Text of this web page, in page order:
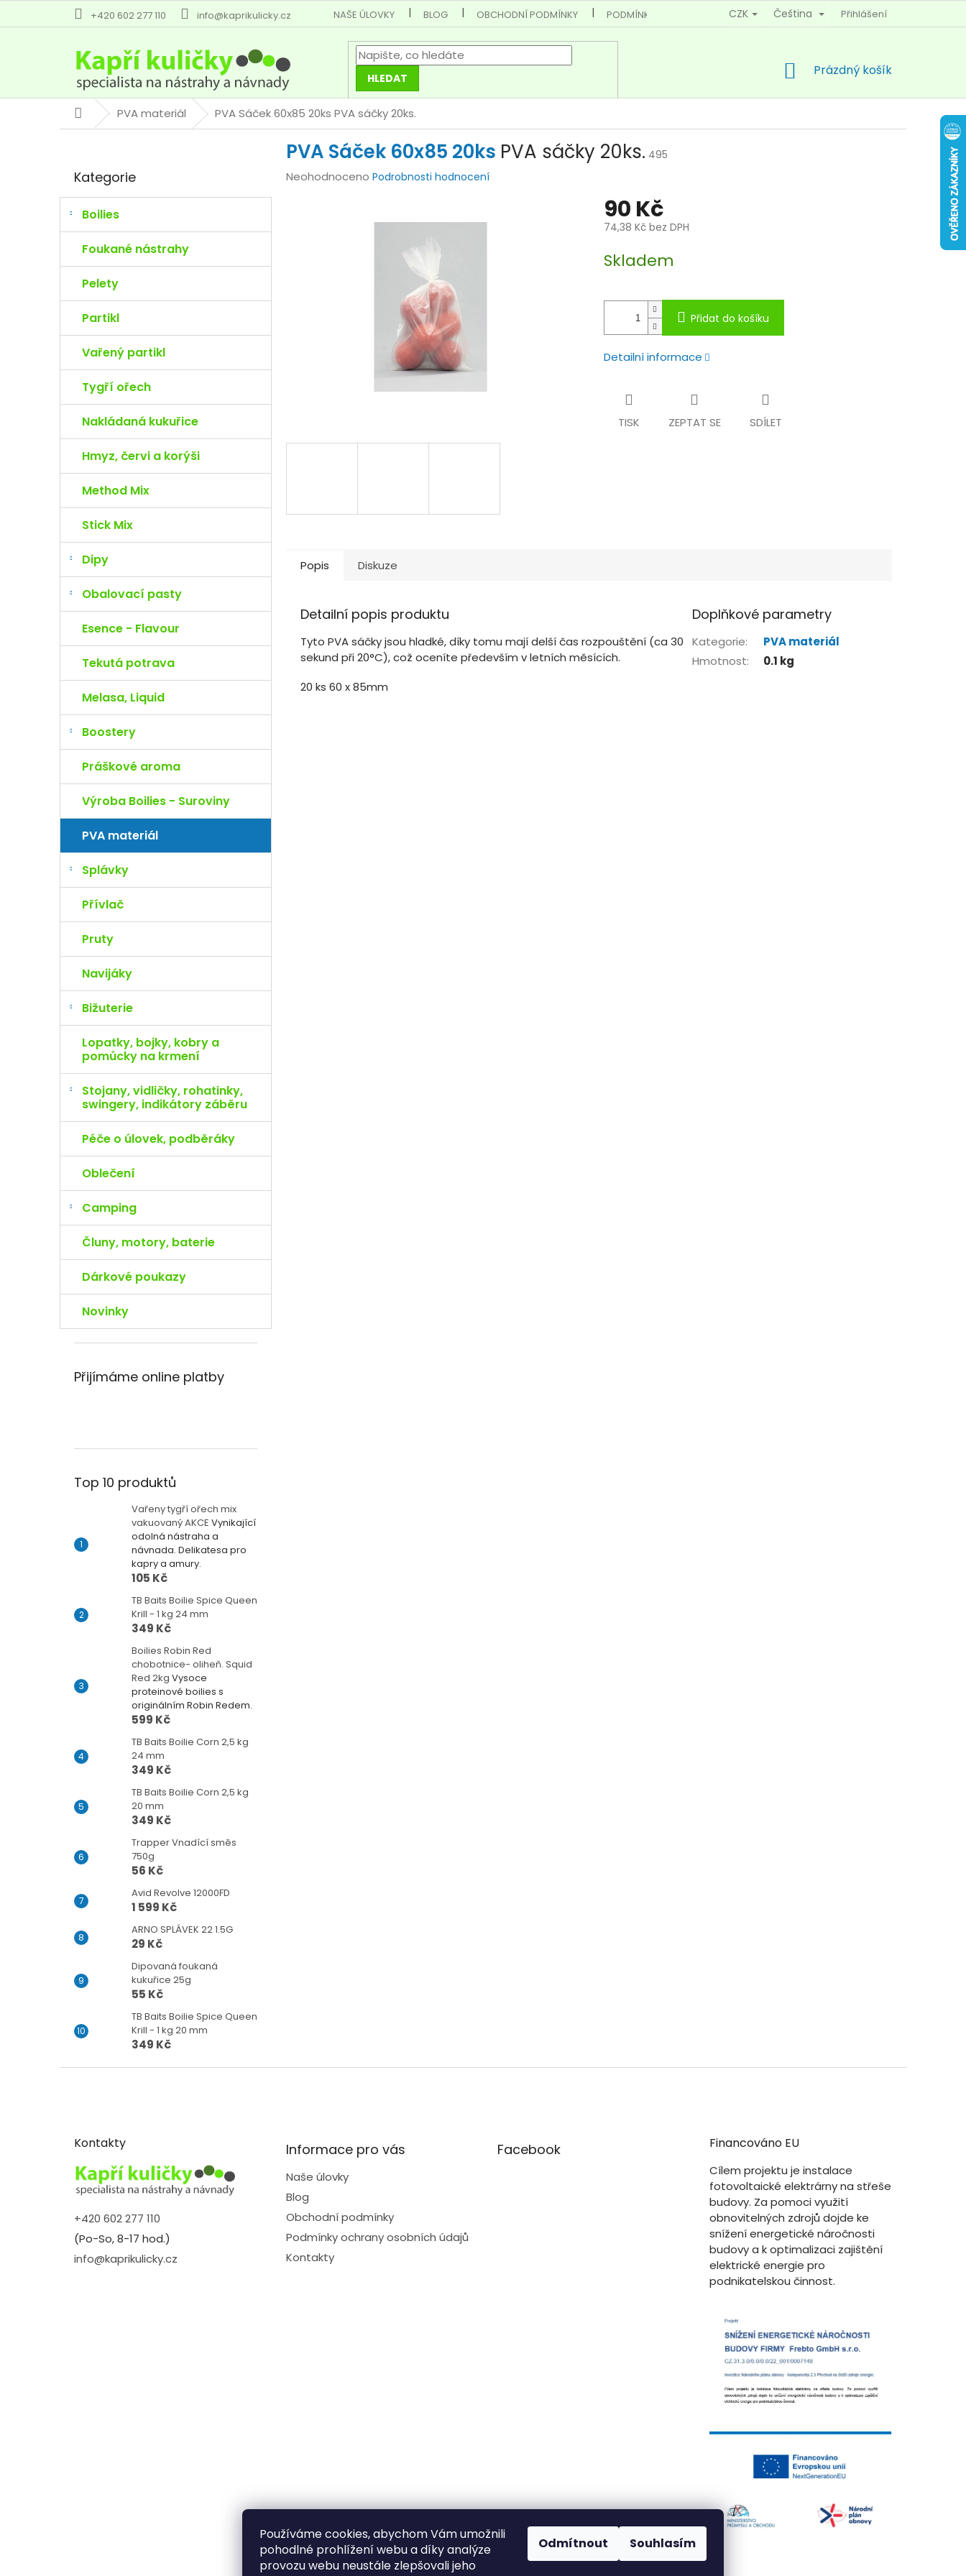
Používáme cookies, abychom Vám umožnili
pohodlné prohlížení webu a díky analýze
provozu webu neustále zlepšovali jeho
Odmítnout Souhlasím
+420 602 277 110 info@kaprikulicky.cz NAŠE ÚLOVKY BLOG OBCHODNÍ PODMÍNKY PODMÍNKY OCHRANY OSOBNÍCH ÚDAJŮ KONTAKTY
CZK Čeština Přihlášení
HLEDAT
NÁKUPNÍ
Prázdný košík
DomůPVA materiál PVA Sáček 60x85 20ks PVA sáčky 20ks.
r
n
í
l
kategorie
Kategorie
Boilies
Foukané nástrahy
Pelety
Partikl
Vařený partikl
Tygří ořech
Nakládaná kukuřice
Hmyz, červi a korýši
Method Mix
Stick Mix
Dipy
Obalovací pasty
Esence - Flavour
Tekutá potrava
Melasa, Liquid
Boostery
Práškové aroma
Výroba Boilies - Suroviny
PVA materiál
Splávky
Přívlač
Pruty
Navijáky
Bižuterie
Lopatky, bojky, kobry a
pomůcky na krmení
Stojany, vidličky, rohatinky,
swingery, indikátory záběru
Péče o úlovek, podběráky
Oblečení
Camping
Čluny, motory, baterie
Dárkové poukazy
Novinky
Přijímáme online platby
Top 10 produktů
Vařeny tygří ořech mix
vakuovaný AKCE Vynikající
odolná nástraha a
návnada. Delikatesa pro
kapry a amury.
105 Kč
TB Baits Boilie Spice Queen
Krill - 1 kg 24 mm
349 Kč
Boilies Robin Red
chobotnice- oliheň. Squid
Red 2kg Vysoce
proteinové boilies s
originálním Robin Redem.
599 Kč
TB Baits Boilie Corn 2,5 kg
24 mm
349 Kč
TB Baits Boilie Corn 2,5 kg
20 mm
349 Kč
Trapper Vnadící směs
750g
56 Kč
Avid Revolve 12000FD
1 599 Kč
ARNO SPLÁVEK 22 1.5G
29 Kč
Dipovaná foukaná
kukuřice 25g
55 Kč
TB Baits Boilie Spice Queen
Krill - 1 kg 20 mm
349 Kč
PVA Sáček 60x85 20ks PVA sáčky 20ks. 495
Průměrné
Neohodnoceno Podrobnosti hodnocení
90 Kč
74,38 Kč bez DPH
cena:
Skladem
Přidat do košíku
Detailní informace
TISK ZEPTAT SE SDÍLET
Popis Diskuze
Detailní popis produktu
Tyto PVA sáčky jsou hladké, díky tomu mají delší čas rozpouštění (ca 30
sekund při 20°C), což oceníte především v letních měsících.
20 ks 60 x 85mm
Doplňkové parametry
Kategorie:
PVA materiál
Hmotnost: 0.1 kg
Kontakty
+420 602 277 110
(Po-So, 8-17 hod.)
info@kaprikulicky.cz
Informace pro vás
Naše úlovky
Blog
Obchodní podmínky
Podmínky ochrany osobních údajů
Kontakty
Facebook Financováno EU
Cílem projektu je instalace
fotovoltaické elektrárny na střeše
budovy. Za pomoci využití
obnovitelných zdrojů dojde ke
snížení energetické náročnosti
budovy a k optimalizaci zajištění
elektrické energie pro
podnikatelskou činnost.